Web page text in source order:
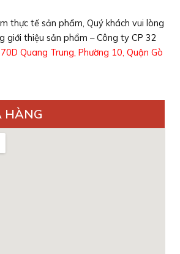
thực tế sản phẩm, Quý khách vui lòng
giới thiệu sản phẩm – Công ty CP 32
Quang Trung, Phường 10, Quận Gò
HÀNG